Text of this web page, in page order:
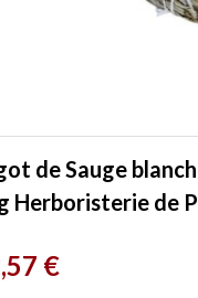
de Sauge
Herboristerie de
€